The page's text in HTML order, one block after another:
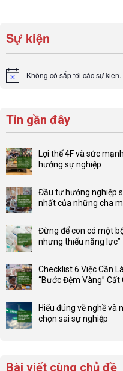
Sự kiện
Notice Không có sắp tới các sự kiện.
Tin gần đây
Lợi thế 4F và sức
hướng sự nghiệp
bình
luận
Lợi
thế
sức
mạnh
network
gia
đình
sự
Đầu tư hướng nghiệp
nhất của những cha
bình
luận
Đầu
tư
sớm:
Chiến
hiệu
Đừng để con có một
nhưng thiếu năng lực”
bình
luận
Đừng
để
Checklist 6 Việc Cần
“Bước Đệm Vàng” Cất
bình
luận
Việc
Hiểu đúng về nghề và
chọn sai sự nghiệp
luận
Bài viết cùng chủ đề